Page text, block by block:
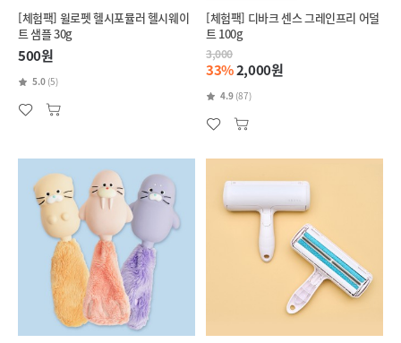
[체험팩] 윌로펫 헬시포뮬러 헬시웨이
트 샘플 30g
500원
5.0 (5)
[체험팩] 디바크 센스 그레인프리 어덜
트 100g
3,000
33%2,000원
4.9 (87)